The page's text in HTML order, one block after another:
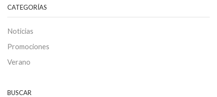
CATEGORÍAS
Noticias
Promociones
Verano
BUSCAR